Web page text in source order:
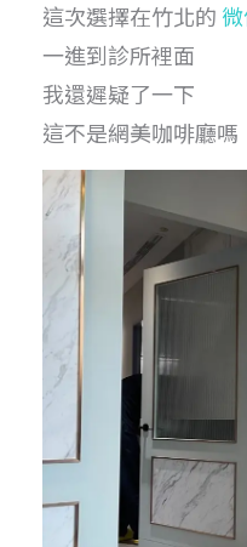
這次選擇在竹北的
一進到診所裡面
我還遲疑了一下
這不是網美咖啡廳嗎